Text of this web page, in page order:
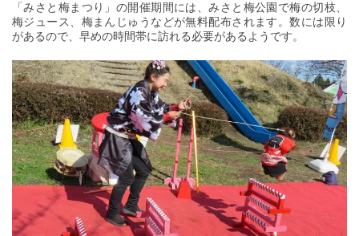
「みさと梅まつり」の開催期間には、みさと梅公園で梅の切枝、
梅ジュース、梅まんじゅうなどが無料配布されます。数には限り
があるので、早めの時間帯に訪れる必要があるようです。